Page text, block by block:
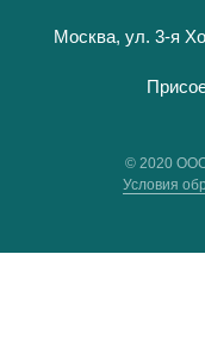
Москва, ул. 3-я
© 2020
Условия